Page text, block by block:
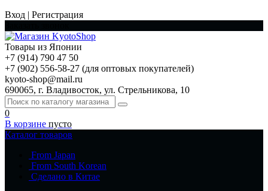
Вход | Регистрация
Товары из Японии
+7 (914) 790 47 50
+7 (902) 556-58-27 (для оптовых покупателей)
kyoto-shop@mail.ru
690065, г. Владивосток, ул. Стрельникова, 10
0
В корзине пусто
Каталог товаров
From Japan
From South Korean
Сделано в Китае